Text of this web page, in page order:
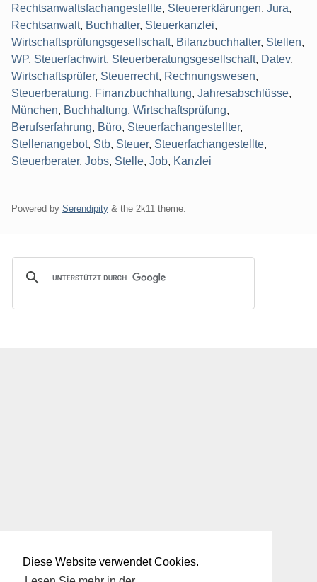
Diese Website verwendet Cookies.
Rechtsanwaltsfachangestellte, Steuererklärungen, Jura,
Rechtsanwalt, Buchhalter, Steuerkanzlei,
Wirtschaftsprüfungsgesellschaft, Bilanzbuchhalter, Stellen,
WP, Steuerfachwirt, Steuerberatungsgesellschaft, Datev,
Wirtschaftsprüfer, Steuerrecht, Rechnungswesen,
Steuerberatung, Finanzbuchhaltung, Jahresabschlüsse,
München, Buchhaltung, Wirtschaftsprüfung,
Berufserfahrung, Büro, Steuerfachangestellter,
Stellenangebot, Stb, Steuer, Steuerfachangestellte,
Steuerberater, Jobs, Stelle, Job, Kanzlei
Powered by Serendipity & the 2k11 theme.